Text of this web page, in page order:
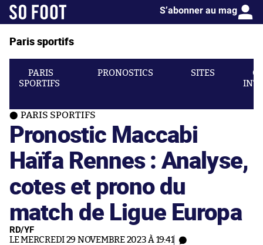
S’abonner au mag
Paris sportifs
PARIS
SPORTIFS
PRONOSTICS SITES
PARIS SPORTIFS
Pronostic Maccabi
Haïfa Rennes : Analyse,
cotes et prono du
match de Ligue Europa
RD/YF
LE MERCREDI 29 NOVEMBRE 2023 À 19:41